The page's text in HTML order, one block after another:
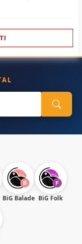
BiG Balade BiG Folk